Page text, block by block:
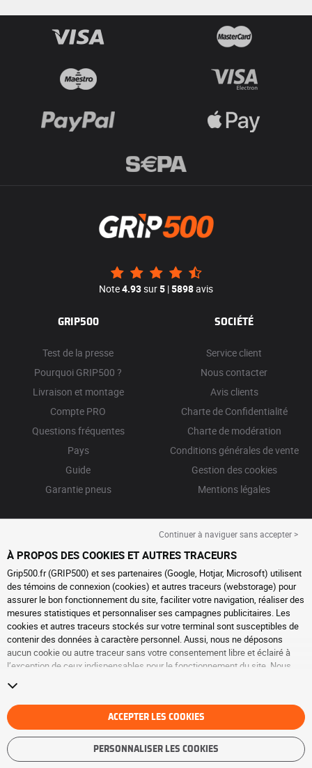
Note4.93sur5 |5898avis
GRIP500
Test de la presse
Pourquoi GRIP500 ?
Livraison et montage
Compte PRO
Questions fréquentes
Pays
Guide
Garantie pneus
SOCIÉTÉ
Service client
Nous contacter
Avis clients
Charte de Confidentialité
Charte de modération
Conditions générales de vente
Gestion des cookies
Mentions légales
Continuer à naviguer sans accepter >
À PROPOS DES COOKIES ET AUTRES TRACEURS
Grip500.fr (GRIP500) et ses partenaires (Google, Hotjar, Microsoft) utilisent
des témoins de connexion (cookies) et autres traceurs (webstorage) pour
assurer le bon fonctionnement du site, faciliter votre navigation, réaliser des
mesures statistiques et personnaliser ses campagnes publicitaires. Les
cookies et autres traceurs stockés sur votre terminal sont susceptibles de
contenir des données à caractère personnel. Aussi, nous ne déposons
aucun cookie ou autre traceur sans votre consentement libre et éclairé à
l’exception de ceux indispensables pour le fonctionnement du site. Nous
consentement à tout moment en vous rendant sur la
traceurs. Vous pouvez choisir de continuer à naviguer sans accepter le
dépôt de cookies ou autres traceurs. Le refus ne fait pas obstacle à l’accès
aux services GRIP500. Pour plus d’informations, nous vous invitons à
consulter
la page cookies et autres traceurs
ACCEPTER LES COOKIES
PERSONNALISER LES COOKIES